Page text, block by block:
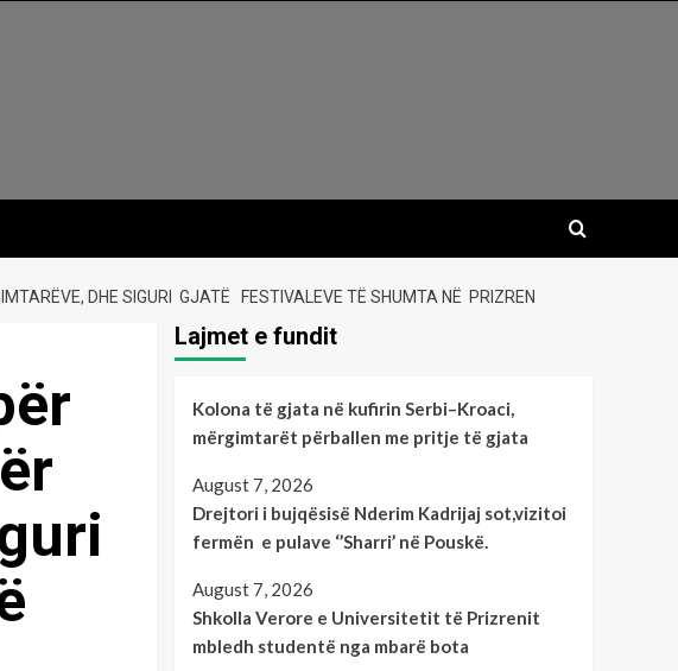
DHE SIGURI GJATË FESTIVALEVE TË SHUMTA NË PRIZREN
Lajmet e fundit
Kolona të gjata në kufirin Serbi–Kroaci,
mërgimtarët përballen me pritje të gjata
August 7, 2026
Drejtori i bujqësisë Nderim Kadrijaj sot,vizitoi
fermën e pulave ‘’Sharri’ në Pouskë.
August 7, 2026
Shkolla Verore e Universitetit të Prizrenit
mbledh studentë nga mbarë bota